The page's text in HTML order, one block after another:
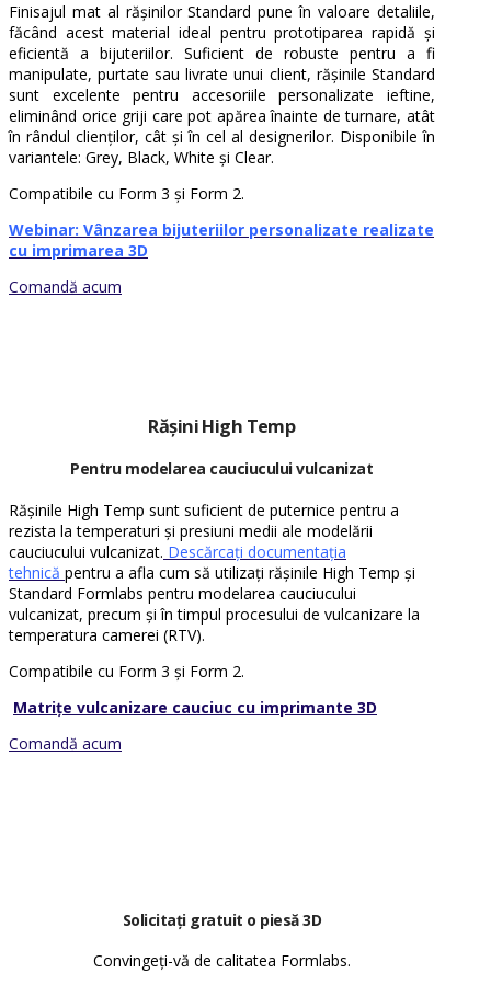
Finisajul mat al rășinilor Standard pune în valoare detaliile,
făcând acest material ideal pentru prototiparea rapidă și
eficientă a bijuteriilor. Suficient de robuste pentru a fi
manipulate, purtate sau livrate unui client, rășinile Standard
sunt excelente pentru accesoriile personalizate ieftine,
eliminând orice griji care pot apărea înainte de turnare, atât
în rândul clienților, cât și în cel al designerilor. Disponibile în
variantele: Grey, Black, White și Clear.
Compatibile cu Form 3 și Form 2.
Webinar: Vânzarea bijuteriilor personalizate realizate
cu imprimarea 3D
Comandă acum
Rășini High Temp
Pentru modelarea cauciucului vulcanizat
Rășinile High Temp sunt suficient de puternice pentru a
rezista la temperaturi și presiuni medii ale modelării
cauciucului vulcanizat. Descărcați documentația
tehnică pentru a afla cum să utilizați rășinile High Temp și
Standard Formlabs pentru modelarea cauciucului
vulcanizat, precum și în timpul procesului de vulcanizare la
temperatura camerei (RTV).
Compatibile cu Form 3 și Form 2.
Matrițe vulcanizare cauciuc cu imprimante 3D
Comandă acum
Solicitați gratuit o piesă 3D
Convingeți-vă de calitatea Formlabs.